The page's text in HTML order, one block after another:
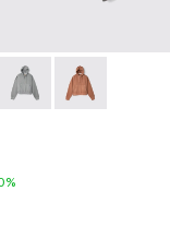
SHORTS -
DENIMDENIM
- AU00018-001 -
Hoodie - AU00018-
Hoodie -